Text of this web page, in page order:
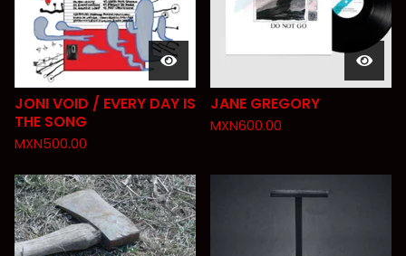
JONI VOID / EVERY DAY IS
THE SONG
MXN500.00
JANE GREGORY
MXN600.00